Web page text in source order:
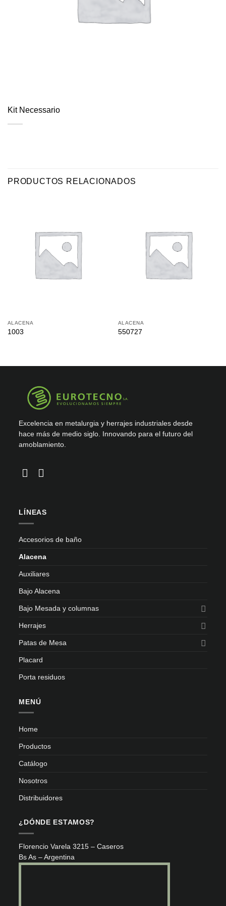
Kit Necessario
PRODUCTOS RELACIONADOS
ALACENA
1003
ALACENA
550727
Excelencia en metalurgia y herrajes industriales desde
hace más de medio siglo. Innovando para el futuro del
amoblamiento.
LÍNEAS
Accesorios de baño
Alacena
Auxiliares
Bajo Alacena
Bajo Mesada y columnas
Herrajes
Patas de Mesa
Placard
Porta residuos
MENÚ
Home
Productos
Catálogo
Nosotros
Distribuidores
¿DÓNDE ESTAMOS?
Florencio Varela 3215 – Caseros
Bs As – Argentina